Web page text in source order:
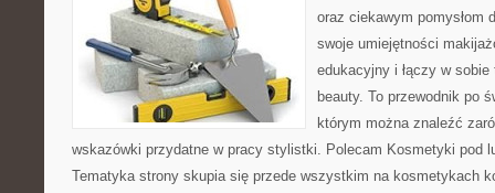
oraz ciekawym pomysłom
swoje umiejętności
edukacyjny i łączy w
beauty. To przewodnik po
którym można znaleźć
wskazówki przydatne w pracy stylistki. Polecam Kosmetyki pod
Tematyka strony skupia się przede wszystkim na kosmetykach